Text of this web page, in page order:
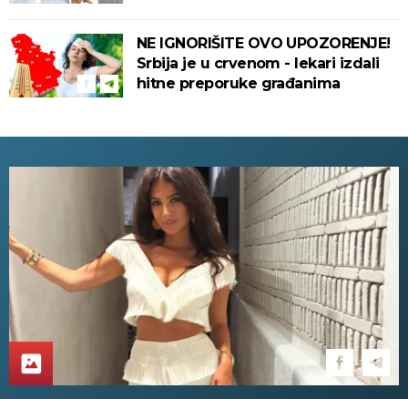
NE IGNORIŠITE OVO UPOZORENJE!
Srbija je u crvenom - lekari izdali
hitne preporuke građanima